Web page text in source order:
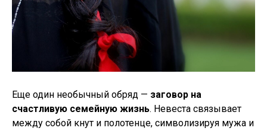
Еще один необычный обряд — заговор на
счастливую семейную жизнь. Невеста связывает
между собой кнут и полотенце, символизируя мужа и